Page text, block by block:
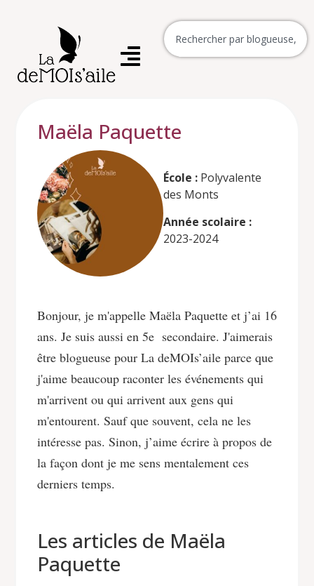
Maëla Paquette
École : Polyvalente
des Monts
Année scolaire :
2023-2024
Bonjour, je m'appelle Maëla Paquette et j’ai 16
ans. Je suis aussi en 5e secondaire. J'aimerais
être blogueuse pour La deMOIs’aile parce que
j'aime beaucoup raconter les événements qui
m'arrivent ou qui arrivent aux gens qui
m'entourent. Sauf que souvent, cela ne les
intéresse pas. Sinon, j’aime écrire à propos de
la façon dont je me sens mentalement ces
derniers temps.
Les articles de Maëla
Paquette